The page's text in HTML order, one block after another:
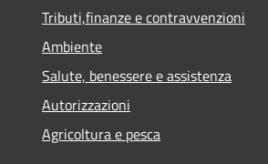
Tributi,finanze e contravvenzioni
Ambiente
Salute, benessere e assistenza
Autorizzazioni
Agricoltura e pesca